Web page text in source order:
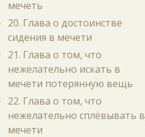
мечеть
20. Глава о достоинстве
сидения в мечети
21. Глава о том, что
нежелательно искать в
мечети потерянную вещь
22. Глава о том, что
нежелательно сплёвывать в
мечети